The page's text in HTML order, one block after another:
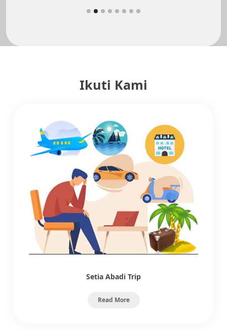
Ikuti Kami
Setia Abadi Trip
Read More